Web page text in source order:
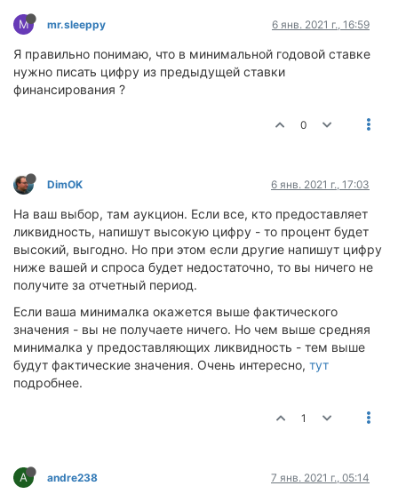
M mr.sleeppy 6 янв. 2021 г., 16:59
Я правильно понимаю, что в минимальной годовой ставке
нужно писать цифру из предыдущей ставки
финансирования ?
0
DimOK 6 янв. 2021 г., 17:03
На ваш выбор, там аукцион. Если все, кто предоставляет
ликвидность, напишут высокую цифру - то процент будет
высокий, выгодно. Но при этом если другие напишут цифру
ниже вашей и спроса будет недостаточно, то вы ничего не
получите за отчетный период.
Если ваша минималка окажется выше фактического
значения - вы не получаете ничего. Но чем выше средняя
минималка у предоставляющих ликвидность - тем выше
будут фактические значения. Очень интересно, тут
подробнее.
1
A andre238 7 янв. 2021 г., 05:14